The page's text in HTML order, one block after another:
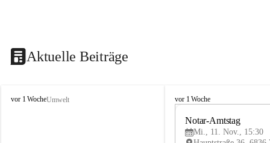
Aktuelle Beiträge
V
vor 1 WocheUmwelt
V
vor 1 Woche
Notar-Amtstag
Mi., 11. Nov., 15:30